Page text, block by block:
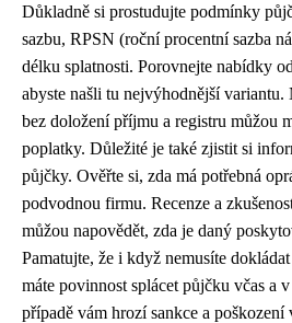
Důkladně si prostudujte podmínky
sazbu, RPSN (roční procentní sazba
délku splatnosti. Porovnejte nabídky
abyste našli tu nejvýhodnější variantu.
bez doložení příjmu a registru můžou
poplatky. Důležité je také zjistit si
půjčky. Ověřte si, zda má potřebná
podvodnou firmu. Recenze a
můžou napovědět, zda je daný
Pamatujte, že i když nemusíte
máte povinnost splácet půjčku včas a
případě vám hrozí sankce a